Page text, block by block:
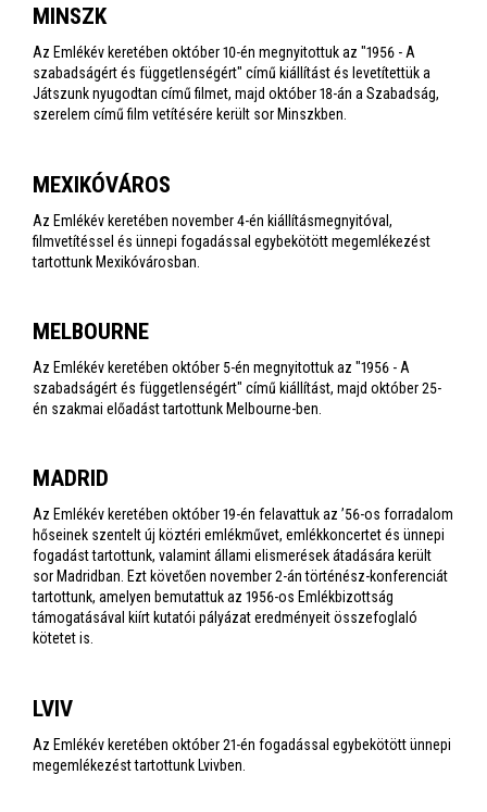
MINSZK
Az Emlékév keretében október 10-én megnyitottuk az "1956 - A
szabadságért és függetlenségért" című kiállítást és levetítettük a
Játszunk nyugodtan című filmet, majd október 18-án a Szabadság,
szerelem című film vetítésére került sor Minszkben.
MEXIKÓVÁROS
Az Emlékév keretében november 4-én kiállításmegnyitóval,
filmvetítéssel és ünnepi fogadással egybekötött megemlékezést
tartottunk Mexikóvárosban.
MELBOURNE
Az Emlékév keretében október 5-én megnyitottuk az "1956 - A
szabadságért és függetlenségért" című kiállítást, majd október 25-
én szakmai előadást tartottunk Melbourne-ben.
MADRID
Az Emlékév keretében október 19-én felavattuk az ’56-os forradalom
hőseinek szentelt új köztéri emlékművet, emlékkoncertet és ünnepi
fogadást tartottunk, valamint állami elismerések átadására került
sor Madridban. Ezt követően november 2-án történész-konferenciát
tartottunk, amelyen bemutattuk az 1956-os Emlékbizottság
támogatásával kiírt kutatói pályázat eredményeit összefoglaló
kötetet is.
LVIV
Az Emlékév keretében október 21-én fogadással egybekötött ünnepi
megemlékezést tartottunk Lvivben.